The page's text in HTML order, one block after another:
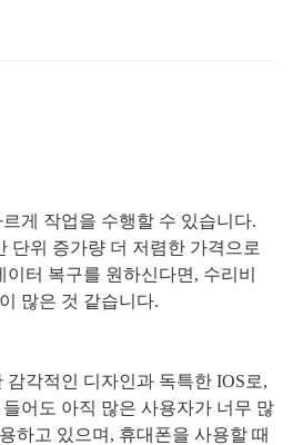
게 작업을 수행할 수 있습니다.
단위 증가량 더 저렴한 가격으로
이터 복구를 원하신다면 , 수리비
많은 것 같습니다.
감각적인 디자인과 독특한 IOS 로,
어도 아직 많은 사용자가 너무 많
하고 있으며 , 휴대폰을 사용할 때